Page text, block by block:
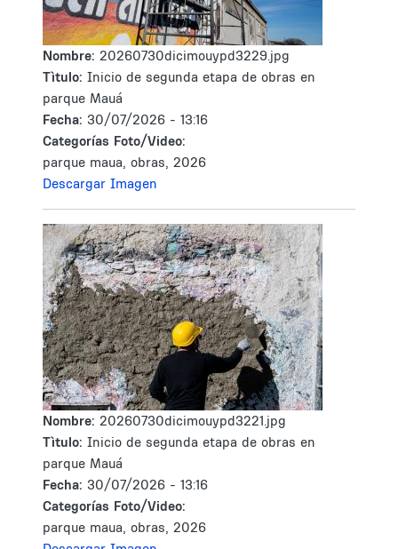
Nombre: 20260730dicimouypd3229.jpg
Tìtulo: Inicio de segunda etapa de obras en
parque Mauá
Fecha: 30/07/2026 - 13:16
Categorías Foto/Video:
parque maua, obras, 2026
Descargar Imagen
Nombre: 20260730dicimouypd3221.jpg
Tìtulo: Inicio de segunda etapa de obras en
parque Mauá
Fecha: 30/07/2026 - 13:16
Categorías Foto/Video:
parque maua, obras, 2026